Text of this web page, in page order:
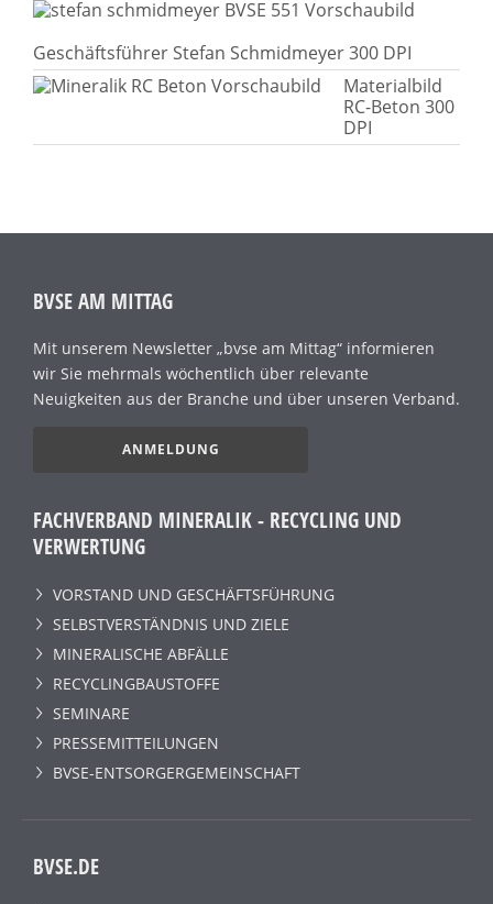
Geschäftsführer Stefan Schmidmeyer 300 DPI
Materialbild
RC-Beton 300
DPI
BVSE AM MITTAG
Mit unserem Newsletter „bvse am Mittag“ informieren
wir Sie mehrmals wöchentlich über relevante
Neuigkeiten aus der Branche und über unseren Verband.
ANMELDUNG
FACHVERBAND MINERALIK - RECYCLING UND
VERWERTUNG
VORSTAND UND GESCHÄFTSFÜHRUNG
SELBSTVERSTÄNDNIS UND ZIELE
MINERALISCHE ABFÄLLE
RECYCLINGBAUSTOFFE
SEMINARE
PRESSEMITTEILUNGEN
BVSE-ENTSORGERGEMEINSCHAFT
BVSE.DE